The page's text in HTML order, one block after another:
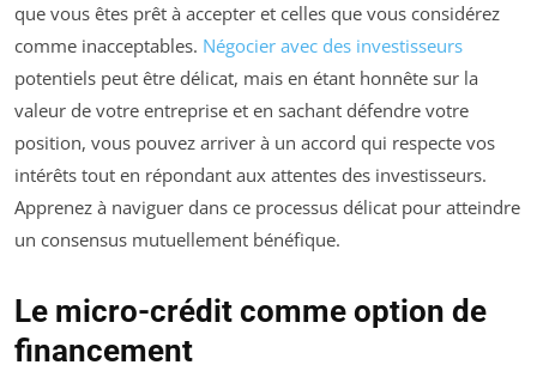
que vous êtes prêt à accepter et celles que vous considérez
comme inacceptables. Négocier avec des investisseurs
potentiels peut être délicat, mais en étant honnête sur la
valeur de votre entreprise et en sachant défendre votre
position, vous pouvez arriver à un accord qui respecte vos
intérêts tout en répondant aux attentes des investisseurs.
Apprenez à naviguer dans ce processus délicat pour atteindre
un consensus mutuellement bénéfique.
Le micro-crédit comme option de
financement